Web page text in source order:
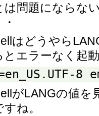
は問題にならな
はどうやら
とエラーなく起
8
がLANGの値を
ね。